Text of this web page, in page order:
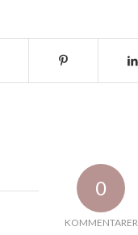
0
KOMMENTARER